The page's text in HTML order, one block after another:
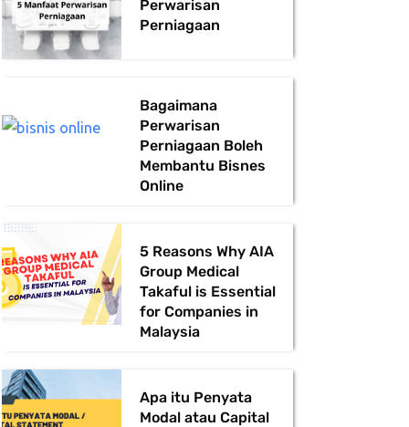
Perwarisan
Perniagaan
Bagaimana
Perwarisan
Perniagaan Boleh
Membantu Bisnes
Online
5 Reasons Why AIA
Group Medical
Takaful is Essential
for Companies in
Malaysia
Apa itu Penyata
Modal atau Capital